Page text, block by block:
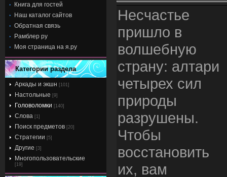
Книга для гостей
Наш каталог сайтов
Обратная связь
Рамблер ру
Моя страница на я.ру
Категории раздела
Аркады и экшн [101]
Настольные [9]
Головоломки [140]
Слова [1]
Поиск предметов [20]
Стратегии [5]
Другие [3]
Многопользовательские
[19]
Несчастье
пришло в
волшебную
страну: алтари
четырех сил
природы
разрушены.
Чтобы
восстановить
их, вам